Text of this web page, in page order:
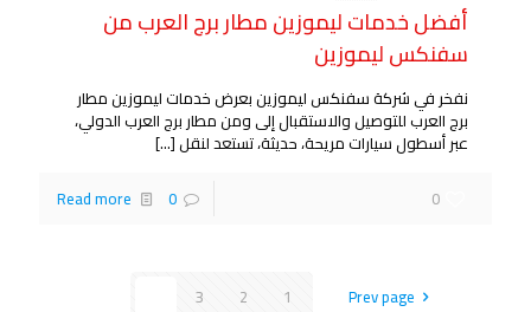
أفضل خدمات ليموزين مطار برج العرب من
سفنكس ليموزين
نفخر في شركة سفنكس ليموزين بعرض خدمات ليموزين مطار
برج العرب للتوصيل والاستقبال إلى ومن مطار برج العرب الدولي،
عبر أسطول سيارات مريحة، حديثة، تستعد لنقل […]
0
0
Read more
Prev page
1
2
3